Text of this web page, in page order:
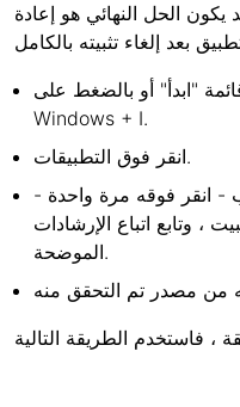
الحل النهائي هو إعادة
"ابدأ" أو بالضغط على
Windows + I.
انقر فوق التطبيقات.
- انقر فوقه مرة واحدة -
، وتابع اتباع الإرشادات
الموضحة.